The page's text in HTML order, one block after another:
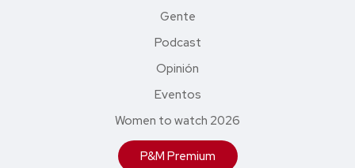
Gente
Podcast
Opinión
Eventos
Women to watch 2026
P&M Premium